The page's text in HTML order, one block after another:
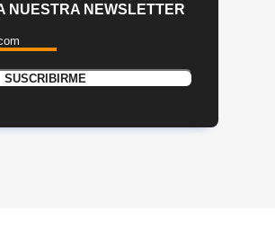
NUESTRA NEWSLETTER